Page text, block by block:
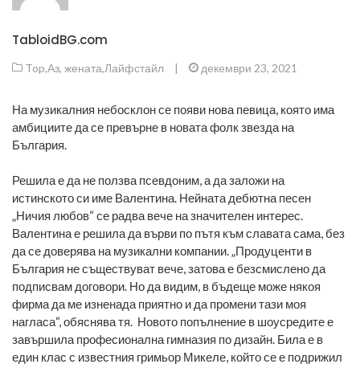
TabloidBG.com
Top,Аз, жената,Лайфстайл | декември 23, 2021
На музикалния небосклон се появи нова певица, която има
амбициите да се превърне в новата фолк звезда на
България.
Решила е да не ползва псевдоним, а да заложи на
истинското си име Валентина. Нейната дебютна песен
„Ничия любов“ се радва вече на значителен интерес.
Валентина е решила да върви по пътя към славата сама, без
да се доверява на музикални компании. „Продуценти в
България не съществуват вече, затова е безсмислено да
подписвам договори. Но да видим, в бъдеще може някоя
фирма да ме изненада приятно и да промени тази моя
нагласа“, обяснява тя. Новото попълнение в шоусредите е
завършила професионална гимназия по дизайн. Била е в
един клас с известния гримьор Микеле, който се е подрижил